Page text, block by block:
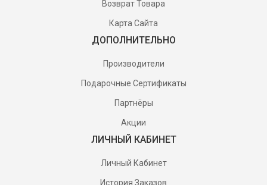
Возврат Товара
Карта Сайта
ДОПОЛНИТЕЛЬНО
Производители
Подарочные Сертификаты
Партнёры
Акции
ЛИЧНЫЙ КАБИНЕТ
Личный Кабинет
История Заказов